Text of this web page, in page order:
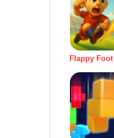
Flappy